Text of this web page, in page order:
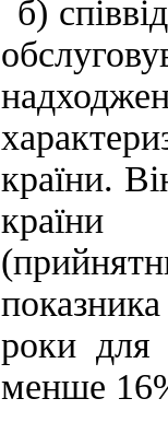
б)
країни.
країни
роки для
менше